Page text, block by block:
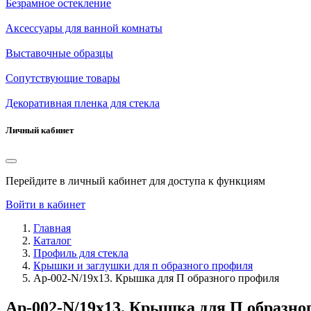
Безрамное остекление
Аксессуары для ванной комнаты
Выставочные образцы
Сопутствующие товары
Декоративная пленка для стекла
Личный кабинет
Перейдите в личный кабинет для доступа к функциям
Войти в кабинет
Главная
Каталог
Профиль для стекла
Крышки и заглушки для п образного профиля
Ap-002-N/19х13. Крышка для П образного профиля